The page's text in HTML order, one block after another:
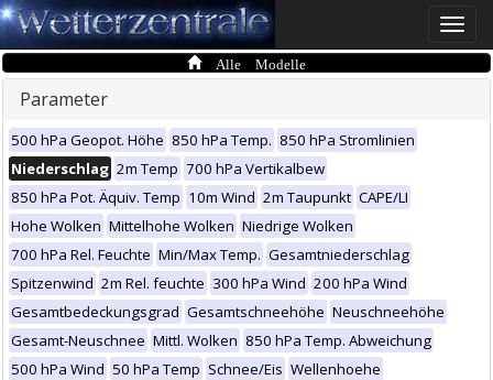
Toggle
Alle Modelle
Parameter
500 hPa Geopot. Höhe 850 hPa Temp. 850 hPa Stromlinien
Niederschlag 2m Temp 700 hPa Vertikalbew
850 hPa Pot. Äquiv. Temp 10m Wind 2m Taupunkt CAPE/LI
Hohe Wolken Mittelhohe Wolken Niedrige Wolken
700 hPa Rel. Feuchte Min/Max Temp. Gesamtniederschlag
Spitzenwind 2m Rel. feuchte 300 hPa Wind 200 hPa Wind
Gesamtbedeckungsgrad Gesamtschneehöhe Neuschneehöhe
Gesamt-Neuschnee Mittl. Wolken 850 hPa Temp. Abweichung
500 hPa Wind 50 hPa Temp Schnee/Eis Wellenhoehe